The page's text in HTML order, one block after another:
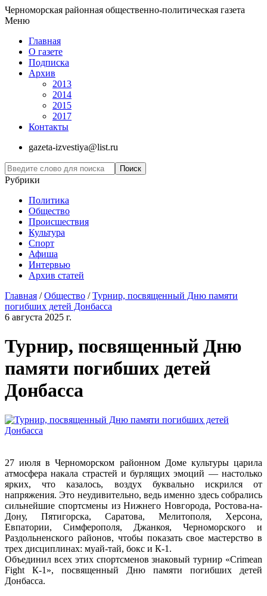
Черноморская районная общественно-политическая газета
Меню
Главная
О газете
Подписка
Архив
2013
2014
2015
2017
Контакты
gazeta-izvestiya@list.ru
Рубрики
Политика
Общество
Проиcшествия
Культура
Спорт
Афиша
Интервью
Архив статей
Главная /Общество /Турнир, посвященный Дню памяти
погибших детей Донбасса
6 августа 2025 г.
Турнир, посвященный Дню
памяти погибших детей
Донбасса
27 июля в Черноморском районном Доме культуры царила
атмосфера накала страстей и бурлящих эмоций — настолько
ярких, что казалось, воздух буквально искрился от
напряжения. Это неудивительно, ведь именно здесь собрались
сильнейшие спортсмены из Нижнего Новгорода, Ростова-на-
Дону, Пятигорска, Саратова, Мелитополя, Херсона,
Евпатории, Симферополя, Джанкоя, Черноморского и
Раздольненского районов, чтобы показать свое мастерство в
трех дисциплинах: муай-тай, бокс и К-1.
Объединил всех этих спортсменов знаковый турнир «Crimean
Fight К-1», посвященный Дню памяти погибших детей
Донбасса.